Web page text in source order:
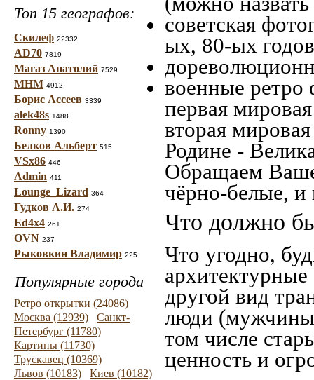
Топ 15 географов:
Скилеф 22332
AD70 7819
Магаз Анатолий 7529
МНМ 4912
Борис Ассеев 3339
alek48s 1488
Ronny 1390
Белков Альберт 515
VSx86 446
Admin 411
Lounge_Lizard 364
Гудков А.И. 274
Ed4x4 261
OVN 237
Рыковкин Владимир 225
Популярные города
Ретро открытки (24086)
Москва (12939)
Санкт-
Петербург (11780)
Картины (11730)
Трускавец (10369)
Львов (10183)
Киев (10182)
советская
ых, 80-ых
военные ретро
первая
вторая
Родине -
Обращаем
чёрно-белые, и
Что должно
Что угодно,
другой вид
люди
том числе
ценность и